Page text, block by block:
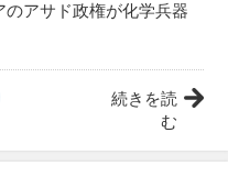
アサド政権が化学兵器
続きを読
む